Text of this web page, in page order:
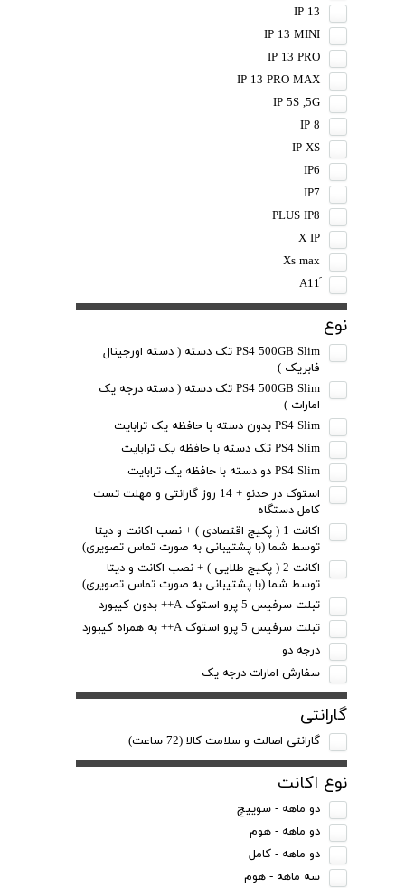
IP 13
IP 13 MINI
IP 13 PRO
IP 13 PRO MAX
IP 5S ,5G
IP 8
IP XS
IP6
IP7
PLUS IP8
X IP
Xs max
نوع
PS4 500GB Slim تک دسته ( دسته اورجینال
فابریک )
PS4 500GB Slim تک دسته ( دسته درجه یک
امارات )
PS4 Slim بدون دسته با حافظه یک ترابایت
PS4 Slim تک دسته با حافظه یک ترابایت
PS4 Slim دو دسته با حافظه یک ترابایت
استوک در حدنو + 14 روز گارانتی و مهلت تست
کامل دستگاه
اکانت 1 ( پکیج اقتصادی ) + نصب اکانت و دیتا
توسط شما (با پشتیبانی به صورت تماس تصویری)
اکانت 2 ( پکیج طلایی ) + نصب اکانت و دیتا
توسط شما (با پشتیبانی به صورت تماس تصویری)
تبلت سرفیس 5 پرو استوک A++ بدون کیبورد
تبلت سرفیس 5 پرو استوک A++ به همراه کیبورد
درجه دو
سفارش امارات درجه یک
گارانتی
گارانتی اصالت و سلامت کالا (72 ساعت)
نوع اکانت
دو ماهه - سوییچ
دو ماهه - هوم
دو ماهه - کامل
سه ماهه - هوم